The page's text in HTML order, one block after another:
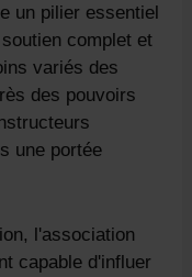
un pilier essentiel
complet et
variés des
des pouvoirs
une portée
l'association
capable d'influer